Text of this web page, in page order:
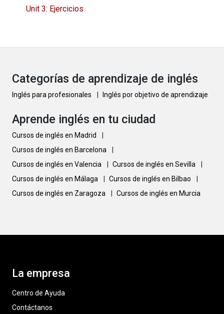
Unit 3: Ejercicios
Categorías de aprendizaje de inglés
Inglés para profesionales Inglés por objetivo de aprendizaje
Aprende inglés en tu ciudad
Cursos de inglés en Madrid
Cursos de inglés en Barcelona
Cursos de inglés en Valencia
Cursos de inglés en Sevilla
Cursos de inglés en Málaga
Cursos de inglés en Bilbao
Cursos de inglés en Zaragoza
Cursos de inglés en Murcia
La empresa
Centro de Ayuda
Contáctanos